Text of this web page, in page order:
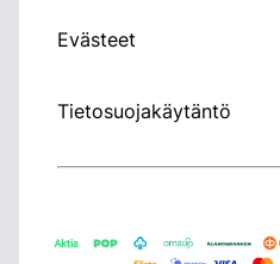
Evästeet
Tietosuojakäytäntö